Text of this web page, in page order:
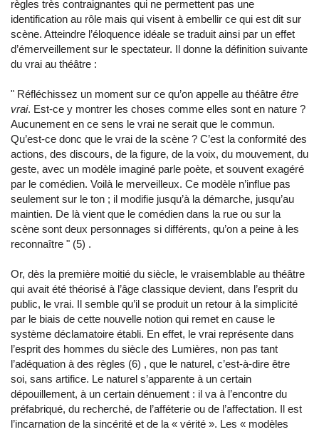
règles très contraignantes qui ne permettent pas une
identification au rôle mais qui visent à embellir ce qui est dit sur
scène. Atteindre l’éloquence idéale se traduit ainsi par un effet
d’émerveillement sur le spectateur. Il donne la définition suivante
du vrai au théâtre :
" Réfléchissez un moment sur ce qu’on appelle au théâtre être
vrai. Est-ce y montrer les choses comme elles sont en nature ?
Aucunement en ce sens le vrai ne serait que le commun.
Qu’est-ce donc que le vrai de la scène ? C’est la conformité des
actions, des discours, de la figure, de la voix, du mouvement, du
geste, avec un modèle imaginé parle poète, et souvent exagéré
par le comédien. Voilà le merveilleux. Ce modèle n’influe pas
seulement sur le ton ; il modifie jusqu’à la démarche, jusqu’au
maintien. De là vient que le comédien dans la rue ou sur la
scène sont deux personnages si différents, qu’on a peine à les
reconnaître " (5) .
Or, dès la première moitié du siècle, le vraisemblable au théâtre
qui avait été théorisé à l’âge classique devient, dans l’esprit du
public, le vrai. Il semble qu’il se produit un retour à la simplicité
par le biais de cette nouvelle notion qui remet en cause le
système déclamatoire établi. En effet, le vrai représente dans
l’esprit des hommes du siècle des Lumières, non pas tant
l’adéquation à des règles (6) , que le naturel, c’est-à-dire être
soi, sans artifice. Le naturel s’apparente à un certain
dépouillement, à un certain dénuement : il va à l’encontre du
préfabriqué, du recherché, de l’afféterie ou de l’affectation. Il est
l’incarnation de la sincérité et de la « vérité ». Les « modèles